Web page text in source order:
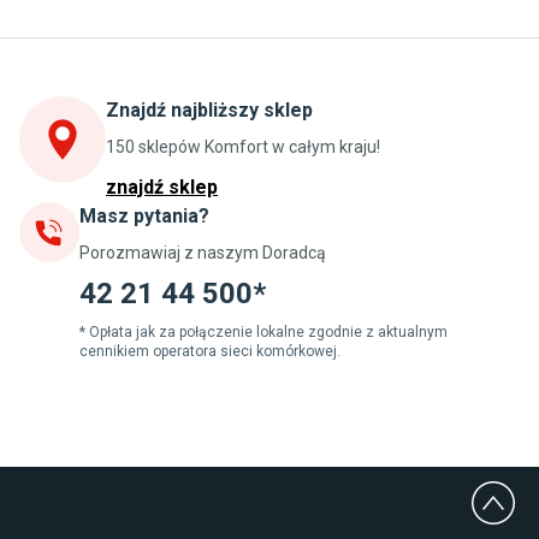
Stoły do kuchni
Szafki kuchenne wiszące (górne)
Szafki pod zlewozmywak
Blaty kuchenne laminowane
Jadalnia
Stoły do jadalni
Krzesła do jadalni
Dywany szare
Lampy w stylu loftowym
Lampy wiszące do jadalni
Znajdź najbliższy sklep
150 sklepów Komfort w całym kraju!
znajdź sklep
Masz pytania?
Porozmawiaj z naszym Doradcą
42 21 44 500*
* Opłata jak za połączenie lokalne zgodnie z aktualnym
cennikiem operatora sieci komórkowej.